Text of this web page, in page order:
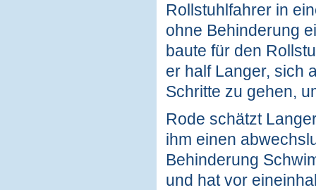
Rollstuhlfahrer in
ohne Behinderung
baute für den
er half Langer, sich
Schritte zu gehen,
Rode schätzt
ihm einen
Behinderung
und hat vor